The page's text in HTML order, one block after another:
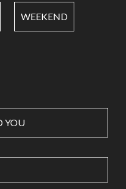
WEEKEND
YOU